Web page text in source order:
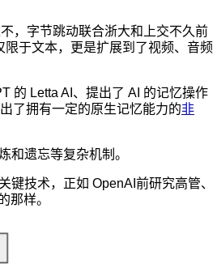
，字节跳动联合浙大和上交不久前
限于文本，更是扩展到了视频、音频
的 Letta AI、提出了 AI 的记忆操作
了拥有一定的原生记忆能力的非
和遗忘等复杂机制。
技术，正如 OpenAI前研究高管、
那样。